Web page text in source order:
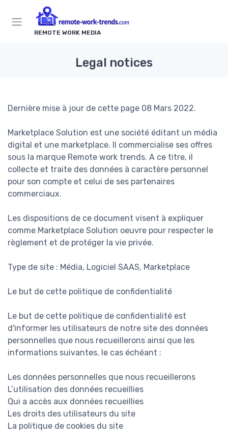
REMOTE WORK MEDIA
Legal notices
Dernière mise à jour de cette page 08 Mars 2022.
Marketplace Solution est une société éditant un média
digital et une marketplace. Il commercialise ses offres
sous la marque Remote work trends. A ce titre, il
collecte et traite des données à caractère personnel
pour son compte et celui de ses partenaires
commerciaux.
Les dispositions de ce document visent à expliquer
comme Marketplace Solution oeuvre pour respecter le
règlement et de protéger la vie privée.
Type de site : Média, Logiciel SAAS, Marketplace
Le but de cette politique de confidentialité
Le but de cette politique de confidentialité est
d'informer les utilisateurs de notre site des données
personnelles que nous recueillerons ainsi que les
informations suivantes, le cas échéant :
Les données personnelles que nous recueillerons
L’utilisation des données recueillies
Qui a accès aux données recueillies
Les droits des utilisateurs du site
La politique de cookies du site